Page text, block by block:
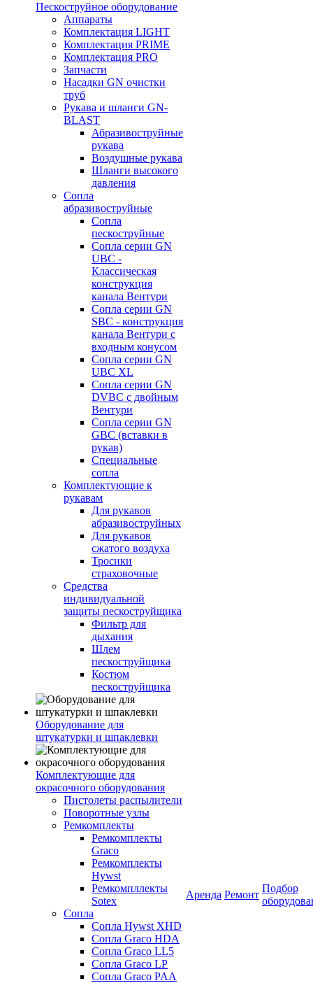
Пескоструйное оборудование
Аппараты
Комплектация LIGHT
Комплектация PRIME
Комплектация PRO
Запчасти
Насадки GN очистки
труб
Рукава и шланги GN-
BLAST
Абразивоструйные
рукава
Воздушные рукава
Шланги высокого
давления
Сопла
абразивоструйные
Сопла
пескоструйные
Сопла серии GN
UBC -
Классическая
конструкция
канала Вентури
Сопла серии GN
SBC - конструкция
канала Вентури c
входным конусом
Сопла серии GN
UBC XL
Сопла серии GN
DVBC с двойным
Вентури
Сопла серии GN
GBC (вставки в
рукав)
Специальные
сопла
Комплектующие к
рукавам
Для рукавов
абразивоструйных
Для рукавов
сжатого воздуха
Тросики
страховочные
Средства
индивидуальной
защиты пескоструйщика
Фильтр для
дыхания
Шлем
пескоструйщика
Костюм
пескоструйщика
Оборудование для
штукатурки и шпаклевки
Комплектующие для
окрасочного оборудования
Пистолеты распылители
Поворотные узлы
Ремкомплекты
Ремкомплекты
Graco
Ремкомплекты
Hywst
Ремкомпллекты
Sotex
Сопла
Сопла Hywst XHD
Сопла Graco HDA
Сопла Graco LL5
Сопла Graco LP
Сопла Graco PAA
Аренда Ремонт
Подбор